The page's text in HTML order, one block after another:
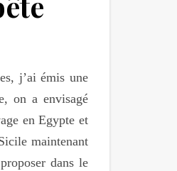
j’ai émis une
on a envisagé
en Egypte et
maintenant
dans le